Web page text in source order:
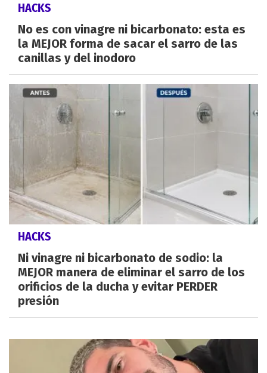
HACKS
No es con vinagre ni bicarbonato: esta es
la MEJOR forma de sacar el sarro de las
canillas y del inodoro
HACKS
Ni vinagre ni bicarbonato de sodio: la
MEJOR manera de eliminar el sarro de los
orificios de la ducha y evitar PERDER
presión